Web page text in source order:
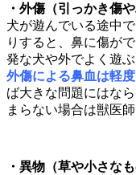
・外傷（引っかき傷
犬が遊んでいる途中
りすると、鼻に傷が
発な犬や外でよく遊
外傷による鼻血は軽度
ば大きな問題にはな
まらない場合は獣医
・異物（草や小さなも